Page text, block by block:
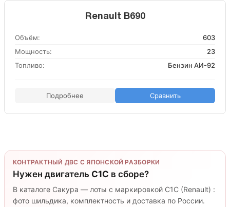
Renault B690
Объём:
603
Мощность:
23
Топливо:
Бензин АИ-92
Подробнее Сравнить
КОНТРАКТНЫЙ ДВС С ЯПОНСКОЙ РАЗБОРКИ
Нужен двигатель C1C в сборе?
В каталоге Сакура — лоты с маркировкой C1C (Renault) :
фото шильдика, комплектность и доставка по России.